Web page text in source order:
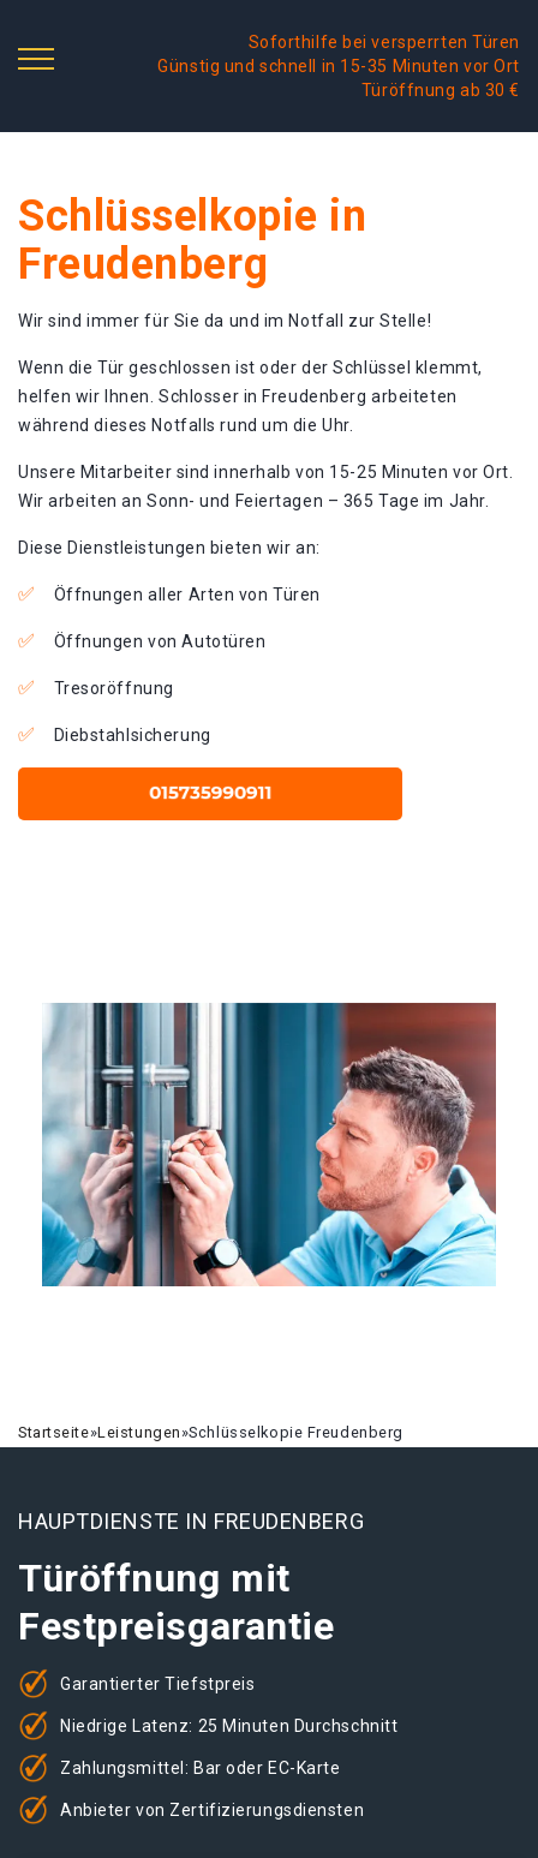
Soforthilfe bei versperrten Türen
Günstig und schnell in 15-35 Minuten vor Ort
Türöffnung ab 30 €
Schlüsselkopie in
Freudenberg
Wir sind immer für Sie da und im Notfall zur Stelle!
Wenn die Tür geschlossen ist oder der Schlüssel klemmt,
helfen wir Ihnen. Schlosser in Freudenberg arbeiteten
während dieses Notfalls rund um die Uhr.
Unsere Mitarbeiter sind innerhalb von 15-25 Minuten vor Ort.
Wir arbeiten an Sonn- und Feiertagen – 365 Tage im Jahr.
Diese Dienstleistungen bieten wir an:
Öffnungen aller Arten von Türen
Öffnungen von Autotüren
Tresoröffnung
Diebstahlsicherung
Startseite»Leistungen»Schlüsselkopie Freudenberg
HAUPTDIENSTE IN FREUDENBERG
Türöffnung mit
Festpreisgarantie
Garantierter Tiefstpreis
Niedrige Latenz: 25 Minuten Durchschnitt
Zahlungsmittel: Bar oder EC-Karte
Anbieter von Zertifizierungsdiensten